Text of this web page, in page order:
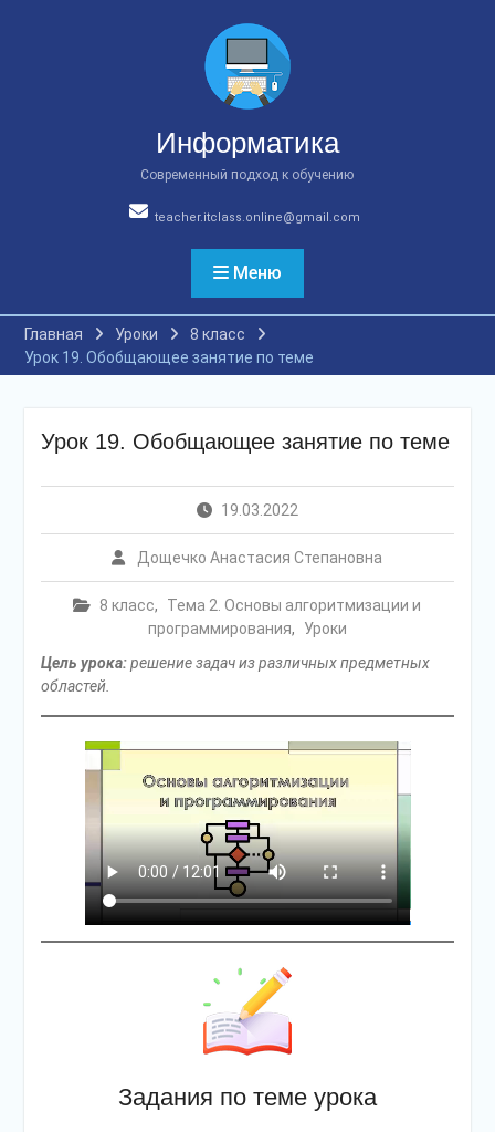
Информатика
Современный подход к обучению
teacher.itclass.online@gmail.com
Меню
Главная Уроки
8 класс
Урок 19. Обобщающее занятие по теме
Урок 19. Обобщающее занятие по теме
19.03.2022
Дощечко Анастасия Степановна
8 класс,
Тема 2. Основы алгоритмизации и
программирования,
Уроки
Цель урока:решение задач из различных предметных
областей.
Задания по теме урока